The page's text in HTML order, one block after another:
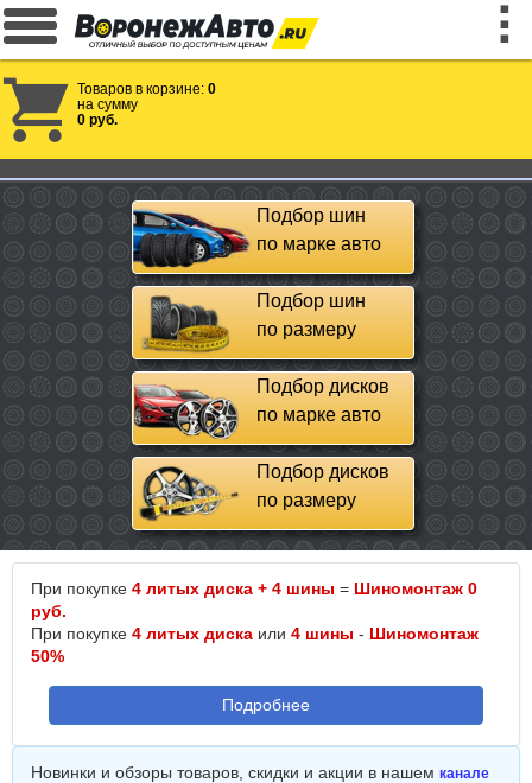
Товаров в корзине: 0
на сумму
0 руб.
Подбор шин
по марке авто
Подбор шин
по размеру
Подбор дисков
по марке авто
Подбор дисков
по размеру
При покупке 4 литых диска + 4 шины = Шиномонтаж 0
руб.
При покупке 4 литых диска или 4 шины - Шиномонтаж
50%
Подробнее
Новинки и обзоры товаров, скидки и акции в нашем канале